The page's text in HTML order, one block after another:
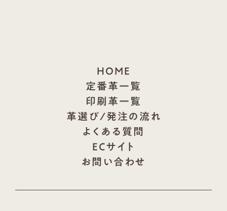
HOME
定番革一覧
印刷革一覧
革選び/発注の流れ
よくある質問
ECサイト
お問い合わせ